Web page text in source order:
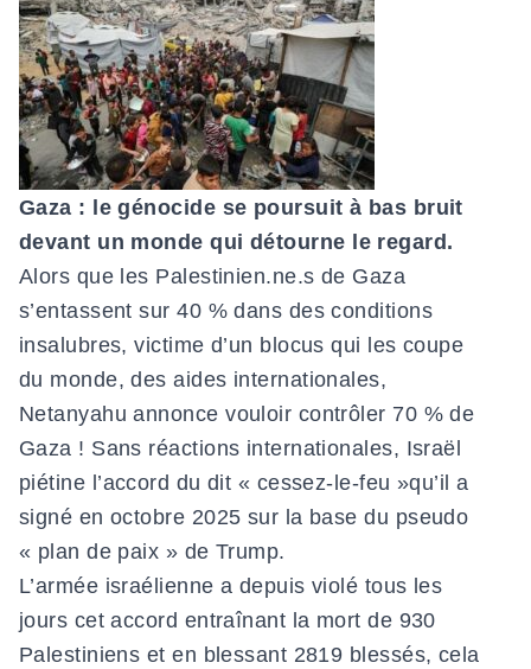
Gaza : le génocide se poursuit à bas bruit
devant un monde qui détourne le regard.
Alors que les Palestinien.ne.s de Gaza
s’entassent sur 40 % dans des conditions
insalubres, victime d’un blocus qui les coupe
du monde, des aides internationales,
Netanyahu annonce vouloir contrôler 70 % de
Gaza ! Sans réactions internationales, Israël
piétine l’accord du dit « cessez-le-feu »qu’il a
signé en octobre 2025 sur la base du pseudo
« plan de paix » de Trump.
L’armée israélienne a depuis violé tous les
jours cet accord entraînant la mort de 930
Palestiniens et en blessant 2819 blessés, cela